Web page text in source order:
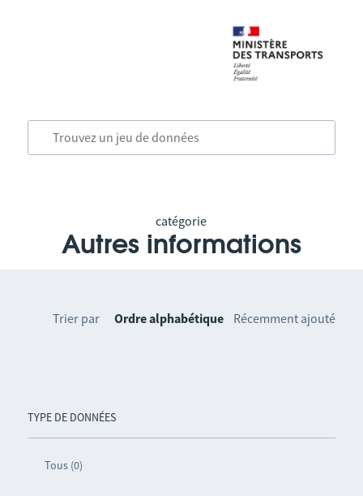
catégorie
Autres informations
TYPE DE DONNÉES
Tous (0)
Trier par Ordre alphabétique Récemment ajouté